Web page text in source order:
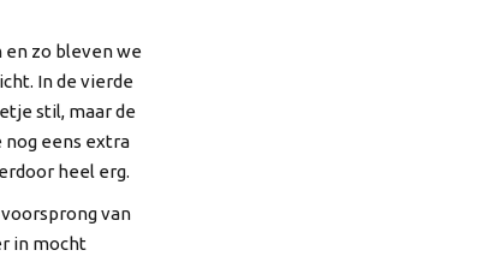
en zo bleven we
In de vierde
stil, maar de
nog eens extra
heel erg.
van
in mocht